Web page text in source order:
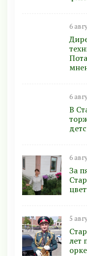
6
6
В
6
За
5
лет